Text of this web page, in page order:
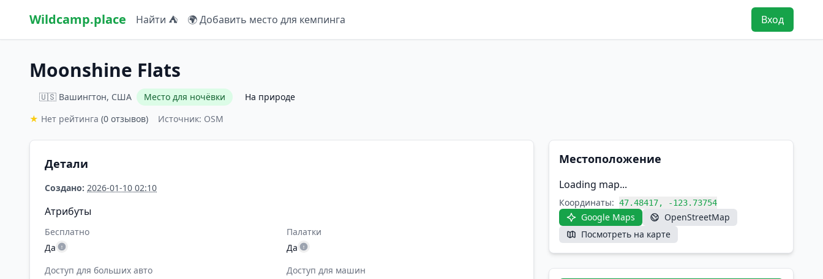
Wildcamp.place Найти ⛺ 🌍 Добавить место для кемпинга Вход
Moonshine Flats
🇺🇸 Вашингтон, США Место для ночёвки
На природе
★ Нет рейтинга (0 отзывов) Источник: OSM
Детали
Создано: 2026-01-10 02:10
Атрибуты
Бесплатно
Да
Палатки
Да
Доступ для больших авто
Доступ для машин
Местоположение
Loading map...
Координаты: 47.48417, -123.73754
Google Maps
OpenStreetMap
Посмотреть на карте